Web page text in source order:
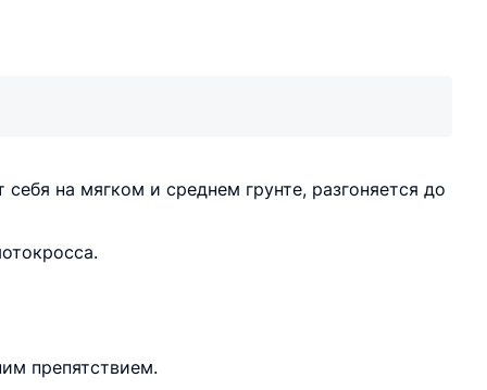
на мягком и среднем грунте, разгоняется до
препятствием.